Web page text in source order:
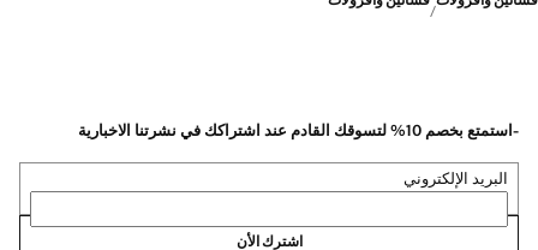
-استمتع بخصم 10% لتسوقك القادم عند اشتراكك في نشرتنا الاخبارية
البريد الإلكتروني
اشترك الأن